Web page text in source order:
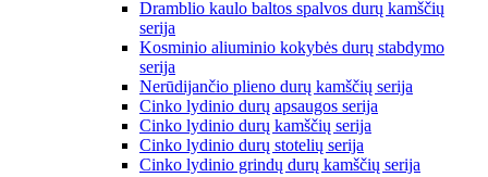
Dramblio kaulo baltos spalvos durų kamščių
serija
Kosminio aliuminio kokybės durų stabdymo
serija
Nerūdijančio plieno durų kamščių serija
Cinko lydinio durų apsaugos serija
Cinko lydinio durų kamščių serija
Cinko lydinio durų stotelių serija
Cinko lydinio grindų durų kamščių serija